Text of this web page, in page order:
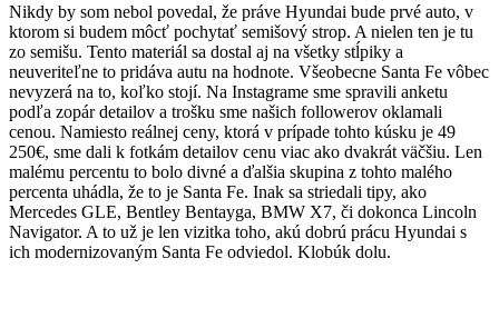
Nikdy by som nebol povedal, že práve Hyundai bude prvé auto, v
ktorom si budem môcť pochytať semišový strop. A nielen ten je tu
zo semišu. Tento materiál sa dostal aj na všetky stĺpiky a
neuveriteľne to pridáva autu na hodnote. Všeobecne Santa Fe vôbec
nevyzerá na to, koľko stojí. Na Instagrame sme spravili anketu
podľa zopár detailov a trošku sme našich followerov oklamali
cenou. Namiesto reálnej ceny, ktorá v prípade tohto kúsku je 49
250€, sme dali k fotkám detailov cenu viac ako dvakrát väčšiu. Len
malému percentu to bolo divné a ďalšia skupina z tohto malého
percenta uhádla, že to je Santa Fe. Inak sa striedali tipy, ako
Mercedes GLE, Bentley Bentayga, BMW X7, či dokonca Lincoln
Navigator. A to už je len vizitka toho, akú dobrú prácu Hyundai s
ich modernizovaným Santa Fe odviedol. Klobúk dolu.